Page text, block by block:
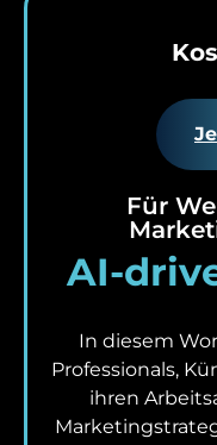
Für
AI-
In diesem
Professionals,
ihren